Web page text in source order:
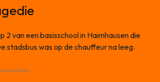
van een basisschool in Haimhausen die
stadsbus was op de chauffeur na leeg.
-